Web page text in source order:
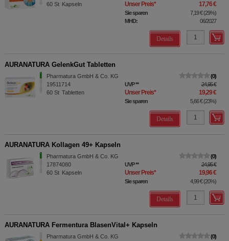
60 St Kapseln Unser Preis* 17,76 €
Sie sparen 7,19 €(29%)
MHD:
06/2027
Details
AURANATURA GelenkGut Tabletten
Pharmatura GmbH & Co. KG
19511714
60 St Tabletten
0
UVP** 24,95 €
Unser Preis* 19,29 €
Sie sparen 5,66 €(23%)
Details
AURANATURA Kollagen 49+ Kapseln
Pharmatura GmbH & Co. KG
17874080
60 St Kapseln
0
UVP** 24,95 €
Unser Preis* 19,96 €
Sie sparen 4,99 €(20%)
Details
AURANATURA Fermentura BlasenVital+ Kapseln
Pharmatura GmbH & Co. KG
0